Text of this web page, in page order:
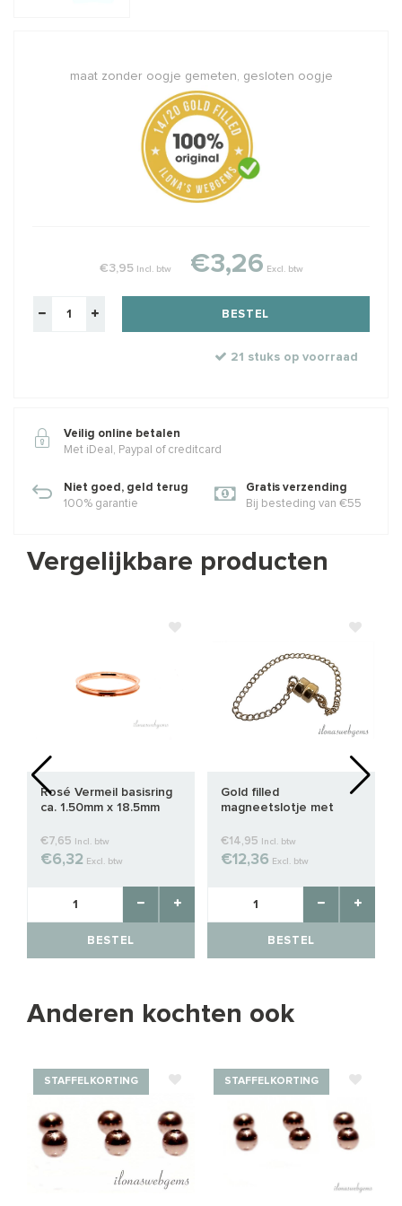
maat zonder oogje gemeten, gesloten oogje
€3,95 Incl. btw €3,26 Excl. btw
BESTEL
21 stuks op voorraad
Veilig online betalen
Met iDeal, Paypal of creditcard
Niet goed, geld terug
100% garantie
Gratis verzending
Bij besteding van €55
Vergelijkbare producten
Rosé Vermeil basisring
ca. 1.50mm x 18.5mm
€7,65 Incl. btw
€6,32 Excl. btw
BESTEL
Gold filled
magneetslotje met
4cm ketting
€14,95 Incl. btw
€12,36 Excl. btw
BESTEL
Anderen kochten ook
STAFFELKORTING STAFFELKORTING